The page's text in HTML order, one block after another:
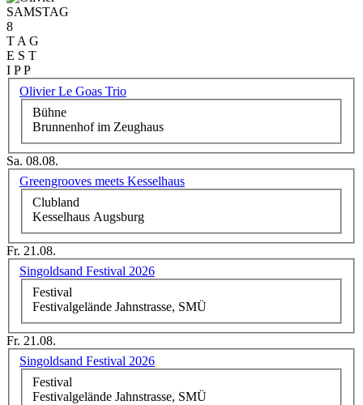
SAMSTAG
8
T A G
E S T
I P P
Olivier Le Goas Trio
Bühne
Brunnenhof im Zeughaus
Sa. 08.08.
Greengrooves meets Kesselhaus
Clubland
Kesselhaus Augsburg
Fr. 21.08.
Singoldsand Festival 2026
Festival
Festivalgelände Jahnstrasse, SMÜ
Fr. 21.08.
Singoldsand Festival 2026
Festival
Festivalgelände Jahnstrasse, SMÜ